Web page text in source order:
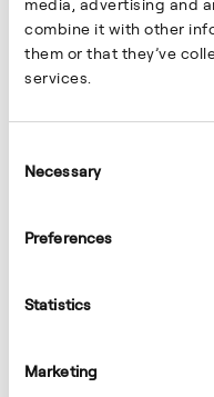
media, advertising and
combine it with other
them or that they’ve
services.
Selection
Necessary
Preferences
Statistics
Marketing